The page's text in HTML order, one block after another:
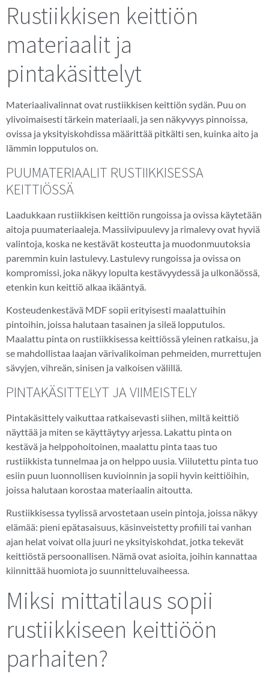
Rustiikkisen keittiön
materiaalit ja
pintakäsittelyt
Materiaalivalinnat ovat rustiikkisen keittiön sydän. Puu on
ylivoimaisesti tärkein materiaali, ja sen näkyvyys pinnoissa,
ovissa ja yksityiskohdissa määrittää pitkälti sen, kuinka aito ja
lämmin lopputulos on.
PUUMATERIAALIT RUSTIIKKISESSA
KEITTIÖSSÄ
Laadukkaan rustiikkisen keittiön rungoissa ja ovissa käytetään
aitoja puumateriaaleja. Massiivipuulevy ja rimalevy ovat hyviä
valintoja, koska ne kestävät kosteutta ja muodonmuutoksia
paremmin kuin lastulevy. Lastulevy rungoissa ja ovissa on
kompromissi, joka näkyy lopulta kestävyydessä ja ulkonäössä,
etenkin kun keittiö alkaa ikääntyä.
Kosteudenkestävä MDF sopii erityisesti maalattuihin
pintoihin, joissa halutaan tasainen ja sileä lopputulos.
Maalattu pinta on rustiikkisessa keittiössä yleinen ratkaisu, ja
se mahdollistaa laajan värivalikoiman pehmeiden, murrettujen
sävyjen, vihreän, sinisen ja valkoisen välillä.
PINTAKÄSITTELYT JA VIIMEISTELY
Pintakäsittely vaikuttaa ratkaisevasti siihen, miltä keittiö
näyttää ja miten se käyttäytyy arjessa. Lakattu pinta on
kestävä ja helppohoitoinen, maalattu pinta taas tuo
rustiikkista tunnelmaa ja on helppo uusia. Viilutettu pinta tuo
esiin puun luonnollisen kuvioinnin ja sopii hyvin keittiöihin,
joissa halutaan korostaa materiaalin aitoutta.
Rustiikkisessa tyylissä arvostetaan usein pintoja, joissa näkyy
elämää: pieni epätasaisuus, käsinveistetty profiili tai vanhan
ajan helat voivat olla juuri ne yksityiskohdat, jotka tekevät
keittiöstä persoonallisen. Nämä ovat asioita, joihin kannattaa
kiinnittää huomiota jo suunnitteluvaiheessa.
Miksi mittatilaus sopii
rustiikkiseen keittiöön
parhaiten?